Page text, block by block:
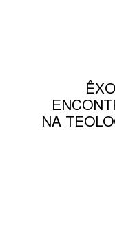
NA